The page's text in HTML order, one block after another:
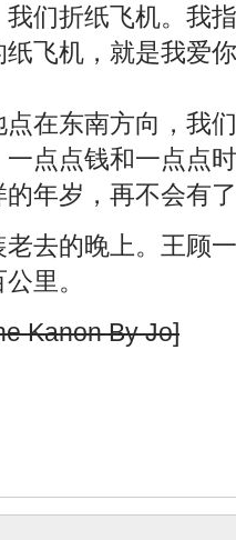
折纸飞机。我指
飞机，就是我爱
东南方向，我们
点点钱和一点点
年岁，再不会有
的晚上。王顾一
里。
Kanon By Jo]